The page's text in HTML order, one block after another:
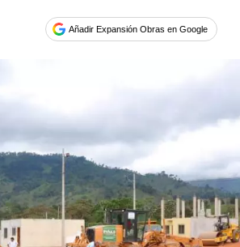
Añadir Expansión Obras en Google